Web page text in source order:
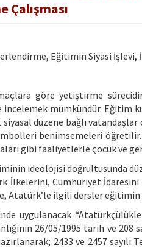
Eğitimin Siyasi İşlevi,
göre yetiştirme
mümkündür. Eğitim
düzene bağlı
benimsemeleri
gibi faaliyetlerle çocuk ve
ideolojisi doğrultusunda
Cumhuriyet
Atatürk’le ilgili dersler
uygulanacak
26/05/1995 tarih ve 208
2433 ve 2457 sayılı